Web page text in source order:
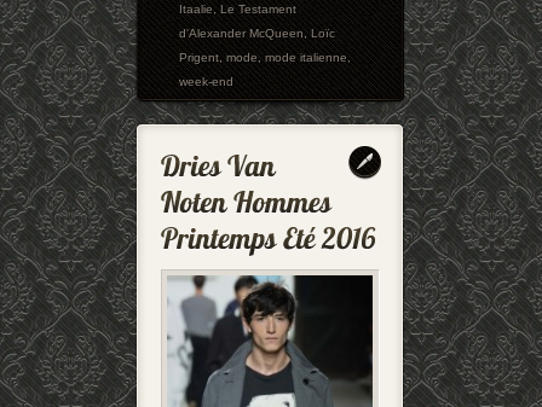
Itaalie,Le Testament
d'Alexander McQueen,Loïc
Prigent,mode,mode italienne,
week-end